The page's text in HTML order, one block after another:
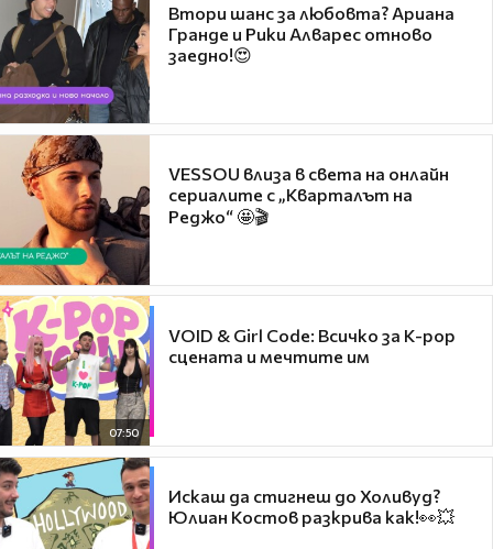
Втори шанс за любовта? Ариана
Гранде и Рики Алварес отново
заедно!😍
VESSOU влиза в света на онлайн
сериалите с „Кварталът на
Реджо“ 🤩🎬
07:50
VOID & Girl Code: Всичко за K-pop
сцената и мечтите им
Искаш да стигнеш до Холивуд?
Юлиан Костов разкрива как!👀💥